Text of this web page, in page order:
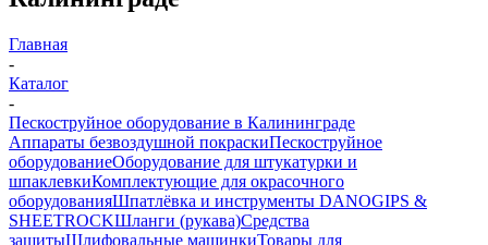
Главная
-
Каталог
-
Пескоструйное оборудование в Калининграде
Аппараты безвоздушной покраскиПескоструйное
оборудованиеОборудование для штукатурки и
шпаклевкиКомплектующие для окрасочного
оборудованияШпатлёвка и инструменты DANOGIPS &
SHEETROCKШланги (рукава)Средства
защитыШлифовальные машинкиТовары для